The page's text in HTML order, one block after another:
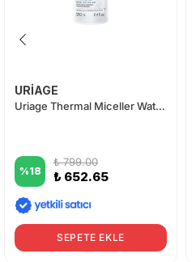
URİAGE
Uriage Thermal Miceller Water PNS 250ml - Normal ve Kuru Ciltler
%18
₺ 799.00
₺ 652.65
SEPETE EKLE